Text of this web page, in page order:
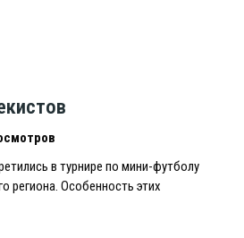
в турнире по мини-футболу
региона. Особенность этих